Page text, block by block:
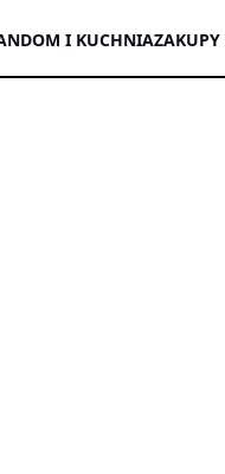
DOM I KUCHNIAZAKUPY